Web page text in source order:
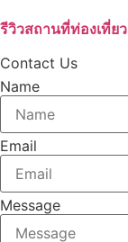
รีวิวสถานที่ท่องเที่ยว
Contact Us
Name
Email
Message